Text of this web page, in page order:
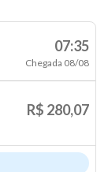
07:35
Chegada 08/08
R$ 280,07